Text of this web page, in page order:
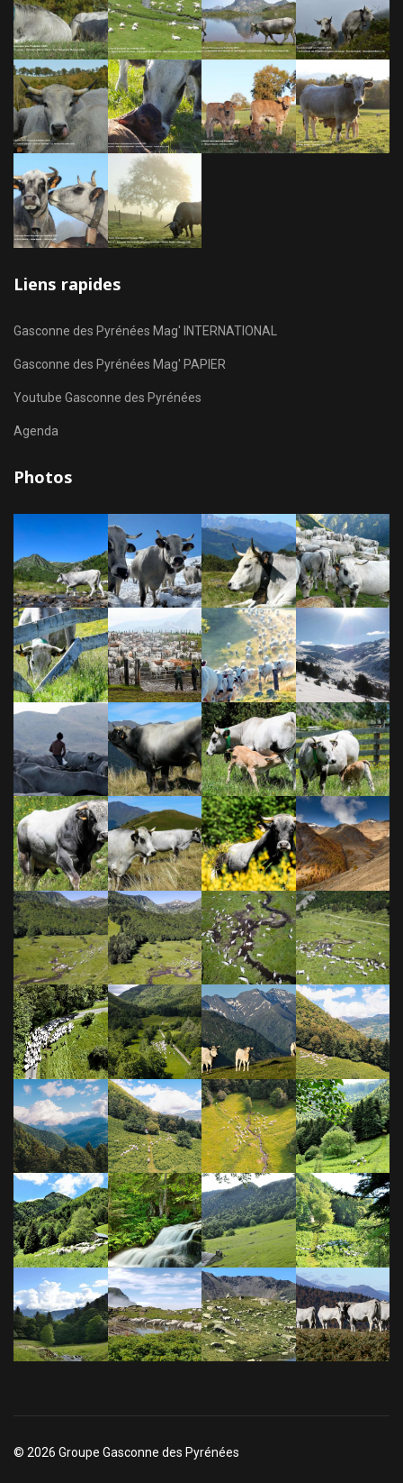
Liens rapides
Gasconne des Pyrénées Mag' INTERNATIONAL
Gasconne des Pyrénées Mag' PAPIER
Youtube Gasconne des Pyrénées
Agenda
Photos
© 2026 Groupe Gasconne des Pyrénées